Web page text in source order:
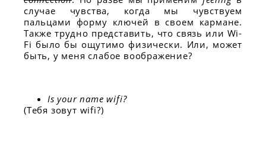
случае чувства, когда мы чувствуем
пальцами форму ключей в своем кармане.
Также трудно представить, что связь или Wi-
Fi было бы ощутимо физически. Или, может
быть, у меня слабое воображение?
Is your name wifi?
(Тебя зовут wifi?)